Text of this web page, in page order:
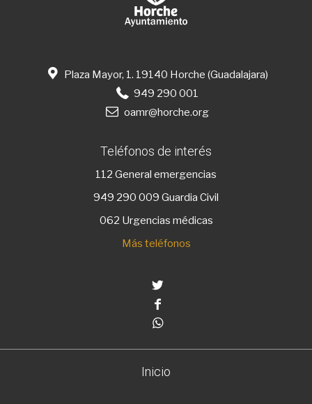
Plaza Mayor, 1. 19140 Horche (Guadalajara)
949 290 001
oamr@horche.org
Teléfonos de interés
112 General emergencias
949 290 009 Guardia Civil
062 Urgencias médicas
Más teléfonos
Inicio